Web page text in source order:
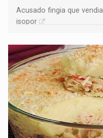
Acusado fingia que
isopor